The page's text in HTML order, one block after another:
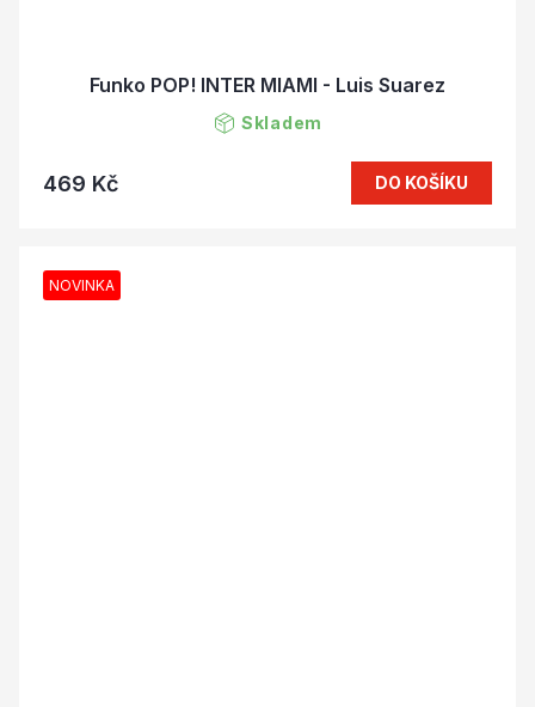
Funko POP! INTER MIAMI - Luis Suarez
Skladem
469 Kč DO KOŠÍKU
NOVINKA